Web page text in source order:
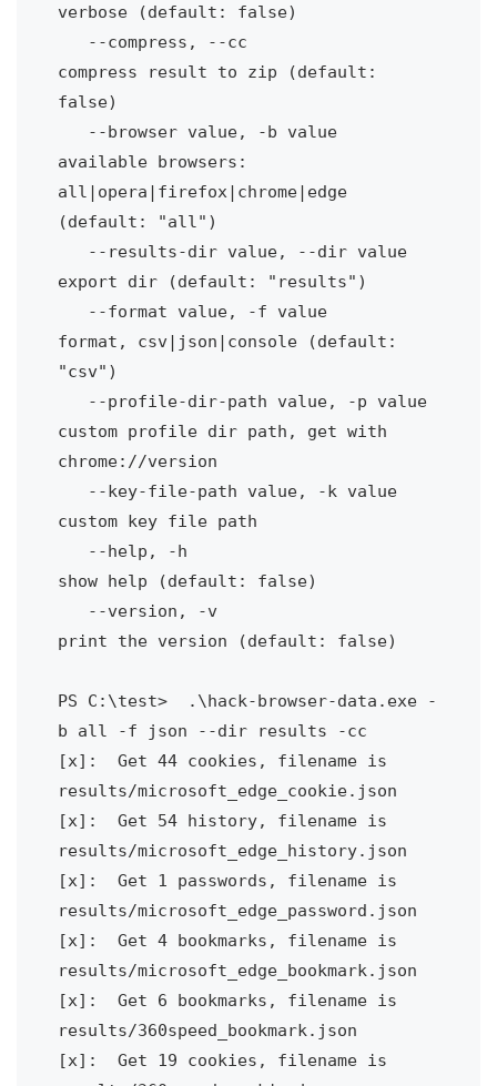
verbose (default: false)
compress result to zip (default:
false)
available browsers:
all|opera|firefox|chrome|edge
(default: "all")
export dir (default: "results")
format, csv|json|console (default:
"csv")
custom profile dir path, get with
chrome://version
custom key file path
show help (default: false)
print the version (default: false)
PS C:\test>  .\hack-browser-data.exe -
b all -f json --dir results -cc
[x]:  Get 44 cookies, filename is
results/microsoft_edge_cookie.json
[x]:  Get 54 history, filename is
results/microsoft_edge_history.json
[x]:  Get 1 passwords, filename is
results/microsoft_edge_password.json
[x]:  Get 4 bookmarks, filename is
results/microsoft_edge_bookmark.json
[x]:  Get 6 bookmarks, filename is
results/360speed_bookmark.json
[x]:  Get 19 cookies, filename is